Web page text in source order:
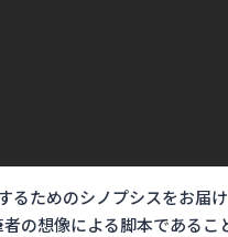
ためのシノプシスをお届け
の想像による脚本であるこ